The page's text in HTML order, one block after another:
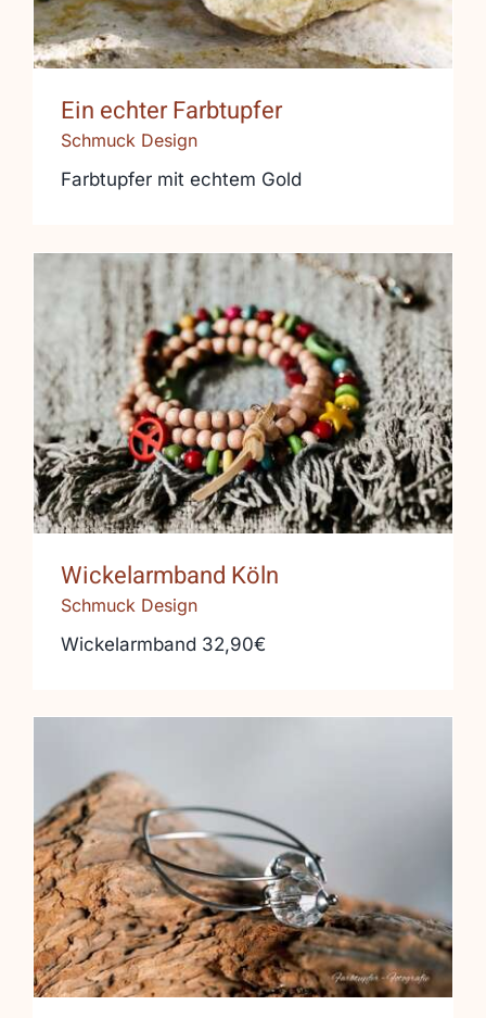
Ein echter Farbtupfer
Schmuck Design
Farbtupfer mit echtem Gold
Wickelarmband Köln
Wickelarmband Köln
Schmuck Design
Wickelarmband 32,90€
Bergkristall trifft Edelstahl